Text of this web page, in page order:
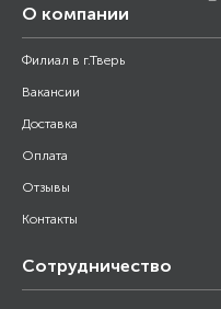
О компании
Филиал в г.Тверь
Вакансии
Доставка
Оплата
Отзывы
Контакты
Сотрудничество